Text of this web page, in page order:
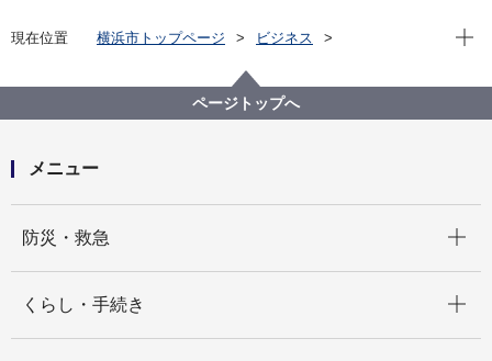
現在位置 横浜市トップページ
ビジネス
建物の防火管理などに関すること
スプリンクラー設備を設置している建物関係者の皆様
へ
現在
ページトップへ
メニュー
防災・救急
くらし・手続き